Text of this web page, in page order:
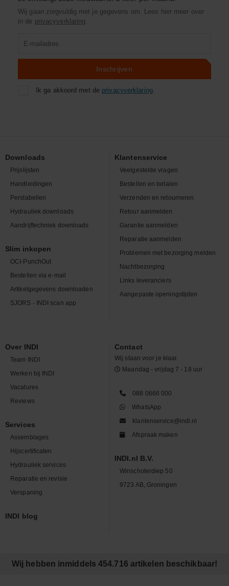
Wij gaan zorgvuldig met je gegevens om. Lees hier meer over
in de privacyverklaring.
Inschrijven
Ik ga akkoord met de privacyverklaring.
Downloads
Prijslijsten
Handleidingen
Perstabellen
Hydrauliek downloads
Aandrijftechniek downloads
Slim inkopen
OCI-PunchOut
Bestellen via e-mail
Artikelgegevens downloaden
SJORS - INDI scan app
Klantenservice
Veelgestelde vragen
Bestellen en betalen
Verzenden en retourneren
Retour aanmelden
Garantie aanmelden
Reparatie aanmelden
Problemen met bezorging melden
Nachtbezorging
Links leveranciers
Aangepaste openingstijden
Over INDI
Team INDI
Werken bij INDI
Vacatures
Reviews
Services
Assemblages
Hijscertificaten
Hydrauliek services
Reparatie en revisie
Verspaning
INDI blog
Contact
Wij staan voor je klaar.
Maandag - vrijdag 7 - 18 uur
088 0666 000
WhatsApp
klantenservice@indi.nl
Afspraak maken
INDI.nl B.V.
Winschoterdiep 50
9723 AB, Groningen
Wij hebben inmiddels 454.716 artikelen beschikbaar!